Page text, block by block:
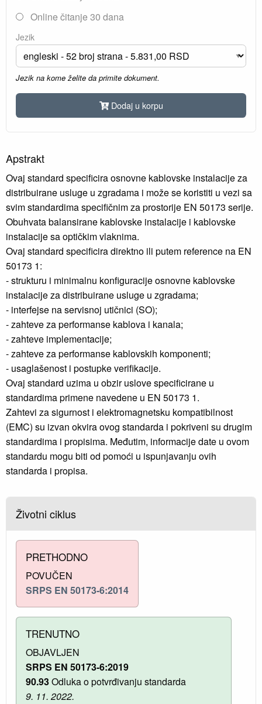
Online čitanje 30 dana
Jezik
Jezik na kome želite da primite dokument.
Dodaj u korpu
Apstrakt
Ovaj standard specificira osnovne kablovske instalacije za
distribuirane usluge u zgradama i može se koristiti u vezi sa
svim standardima specifičnim za prostorije EN 50173 serije.
Obuhvata balansirane kablovske instalacije i kablovske
instalacije sa optičkim vlaknima.
Ovaj standard specificira direktno ili putem reference na EN
50173 1:
- strukturu i minimalnu konfiguracije osnovne kablovske
instalacije za distribuirane usluge u zgradama;
- interfejse na servisnoj utičnici (SO);
- zahteve za performanse kablova i kanala;
- zahteve implementacije;
- zahteve za performanse kablovskih komponenti;
- usaglašenost i postupke verifikacije.
Ovaj standard uzima u obzir uslove specificirane u
standardima primene navedene u EN 50173 1.
Zahtevi za sigurnost i elektromagnetsku kompatibilnost
(EMC) su izvan okvira ovog standarda i pokriveni su drugim
standardima i propisima. Međutim, informacije date u ovom
standardu mogu biti od pomoći u ispunjavanju ovih
standarda i propisa.
Životni ciklus
PRETHODNO
POVUČEN
SRPS EN 50173-6:2014
TRENUTNO
OBJAVLJEN
SRPS EN 50173-6:2019
90.93Odluka o potvrđivanju standarda
9. 11. 2022.